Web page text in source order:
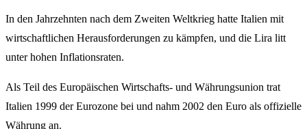
In den Jahrzehnten nach dem Zweiten Weltkrieg hatte Italien mit
wirtschaftlichen Herausforderungen zu kämpfen, und die Lira litt
unter hohen Inflationsraten.
Als Teil des Europäischen Wirtschafts- und Währungsunion trat
Italien 1999 der Eurozone bei und nahm 2002 den Euro als offizielle
Währung an.